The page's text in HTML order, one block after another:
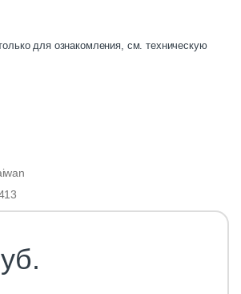
для ознакомления, см. техническую